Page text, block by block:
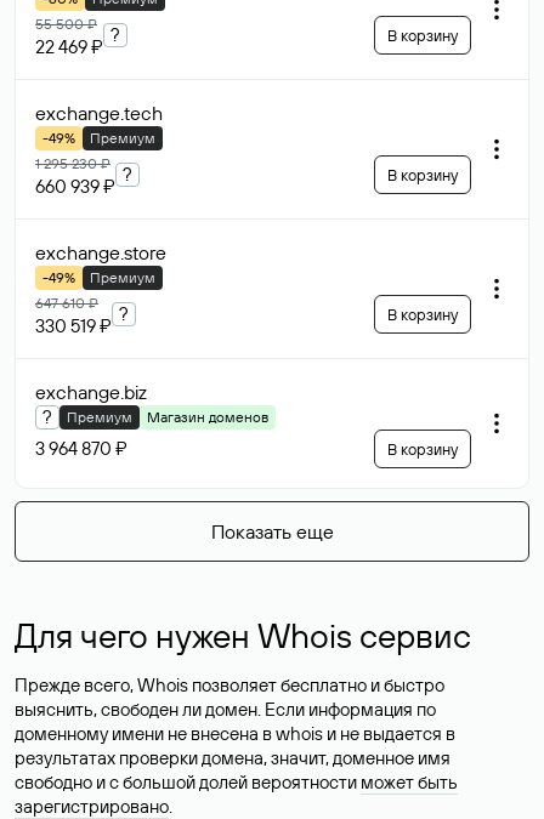
55 500 ₽
22 469 ₽
? В корзину
exchange.tech
-49%
Премиум
1 295 230 ₽
660 939 ₽
? В корзину
exchange.store
-49%
Премиум
647 610 ₽
330 519 ₽
? В корзину
exchange.biz
? Премиум Магазин доменов
3 964 870 ₽ В корзину
Показать еще
Для чего нужен Whois сервис
Прежде всего, Whois позволяет бесплатно и быстро
выяснить, свободен ли домен. Если информация по
доменному имени не внесена в whois и не выдается в
результатах проверки домена, значит, доменное имя
свободно и с большой долей вероятности может быть
зарегистрировано.